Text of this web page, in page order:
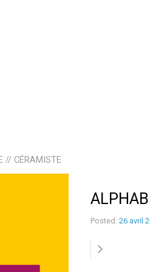
// CÉRAMISTE
Posted: 26 avril